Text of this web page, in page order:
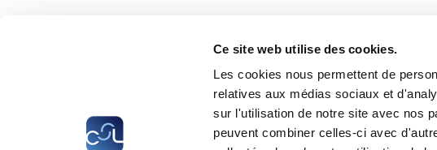
Ce site web utilise des cookies.
Les cookies nous permettent de
relatives aux médias sociaux et
sur l'utilisation de notre site avec nos
peuvent combiner celles-ci avec